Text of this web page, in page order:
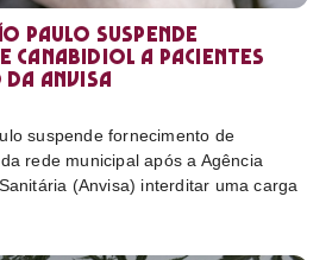
Paulo suspende
canabidiol a pacientes
Anvisa
suspende fornecimento de
rede municipal após a Agência
(Anvisa) interditar uma carga